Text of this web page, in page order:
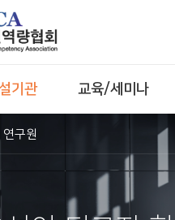
기관
연구원
교육/세미나